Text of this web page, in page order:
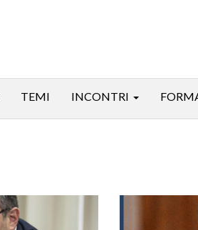
TEMI INCONTRI